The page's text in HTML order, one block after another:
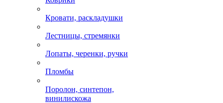
Кровати, раскладушки
Лестницы, стремянки
Лопаты, черенки, ручки
Пломбы
Поролон, синтепон,
винилискожа